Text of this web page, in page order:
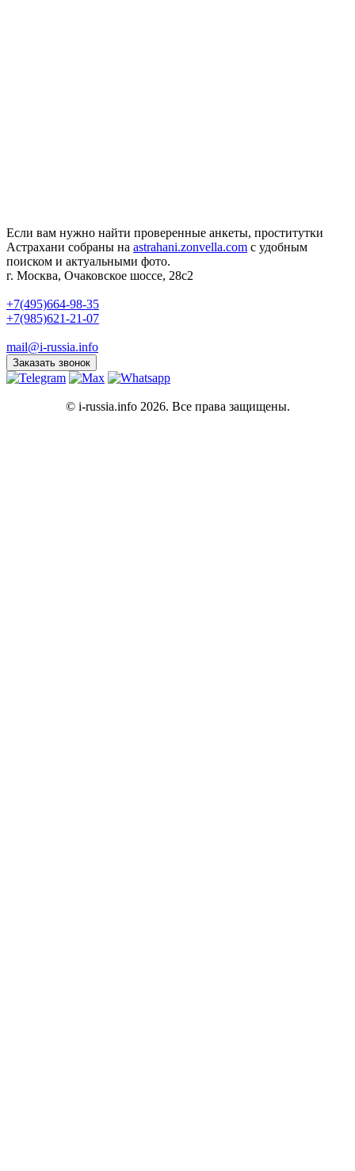
Если вам нужно найти проверенные анкеты, проститутки
Астрахани собраны на astrahani.zonvella.com с удобным
поиском и актуальными фото.
г. Москва, Очаковское шоссе, 28с2
+7(495)664-98-35
+7(985)621-21-07
mail@i-russia.info
Заказать звонок
© i-russia.info 2026. Все права защищены.